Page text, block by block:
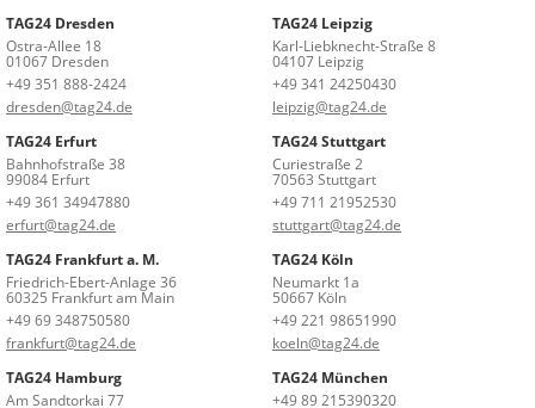
TAG24 Dresden
Ostra-Allee 18
01067 Dresden
+49 351 888-2424
dresden@tag24.de
TAG24 Leipzig
Karl-Liebknecht-Straße 8
04107 Leipzig
+49 341 24250430
leipzig@tag24.de
TAG24 Erfurt
Bahnhofstraße 38
99084 Erfurt
+49 361 34947880
erfurt@tag24.de
TAG24 Stuttgart
Curiestraße 2
70563 Stuttgart
+49 711 21952530
stuttgart@tag24.de
TAG24 Frankfurt a. M.
Friedrich-Ebert-Anlage 36
60325 Frankfurt am Main
+49 69 348750580
frankfurt@tag24.de
TAG24 Köln
Neumarkt 1a
50667 Köln
+49 221 98651990
koeln@tag24.de
TAG24 Hamburg
Am Sandtorkai 77
TAG24 München
+49 89 215390320